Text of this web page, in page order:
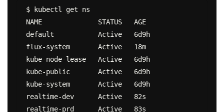
$ kubectl get ns
NAME              STATUS   AGE
default           Active   6d9h
flux-system       Active   18m
kube-node-lease   Active   6d9h
kube-public       Active   6d9h
kube-system       Active   6d9h
realtime-dev      Active   82s